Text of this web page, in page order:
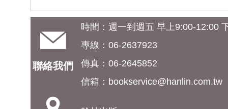
聯絡我們
時間：週一到週五 早上9:00-12:00
專線：06-2637923
傳真：06-2645852
信箱： bookservice@hanlin.com.tw